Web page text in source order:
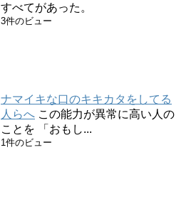
すべてがあった。
3件のビュー
ナマイキな口のキキカタをしてる
人らへ この能力が異常に高い人の
ことを 「おもし...
1件のビュー